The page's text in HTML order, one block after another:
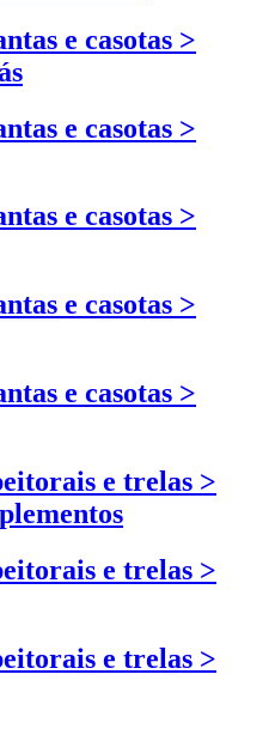
e casotas >
e casotas >
e casotas >
e casotas >
e casotas >
e trelas >
e trelas >
e trelas >